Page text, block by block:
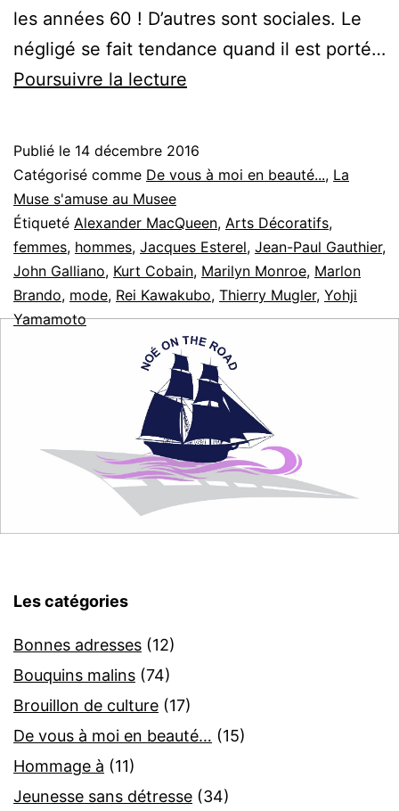
les années 60 ! D’autres sont sociales. Le
négligé se fait tendance quand il est porté…
Poursuivre la lecture
!
Publié le 14 décembre 2016
Catégorisé comme De vous à moi en beauté..., La
Muse s'amuse au Musee
Étiqueté Alexander MacQueen, Arts Décoratifs,
femmes, hommes, Jacques Esterel, Jean-Paul Gauthier,
John Galliano, Kurt Cobain, Marilyn Monroe, Marlon
Brando, mode, Rei Kawakubo, Thierry Mugler, Yohji
Yamamoto
Les catégories
Bonnes adresses (12)
Bouquins malins (74)
Brouillon de culture (17)
De vous à moi en beauté… (15)
Hommage à (11)
Jeunesse sans détresse (34)